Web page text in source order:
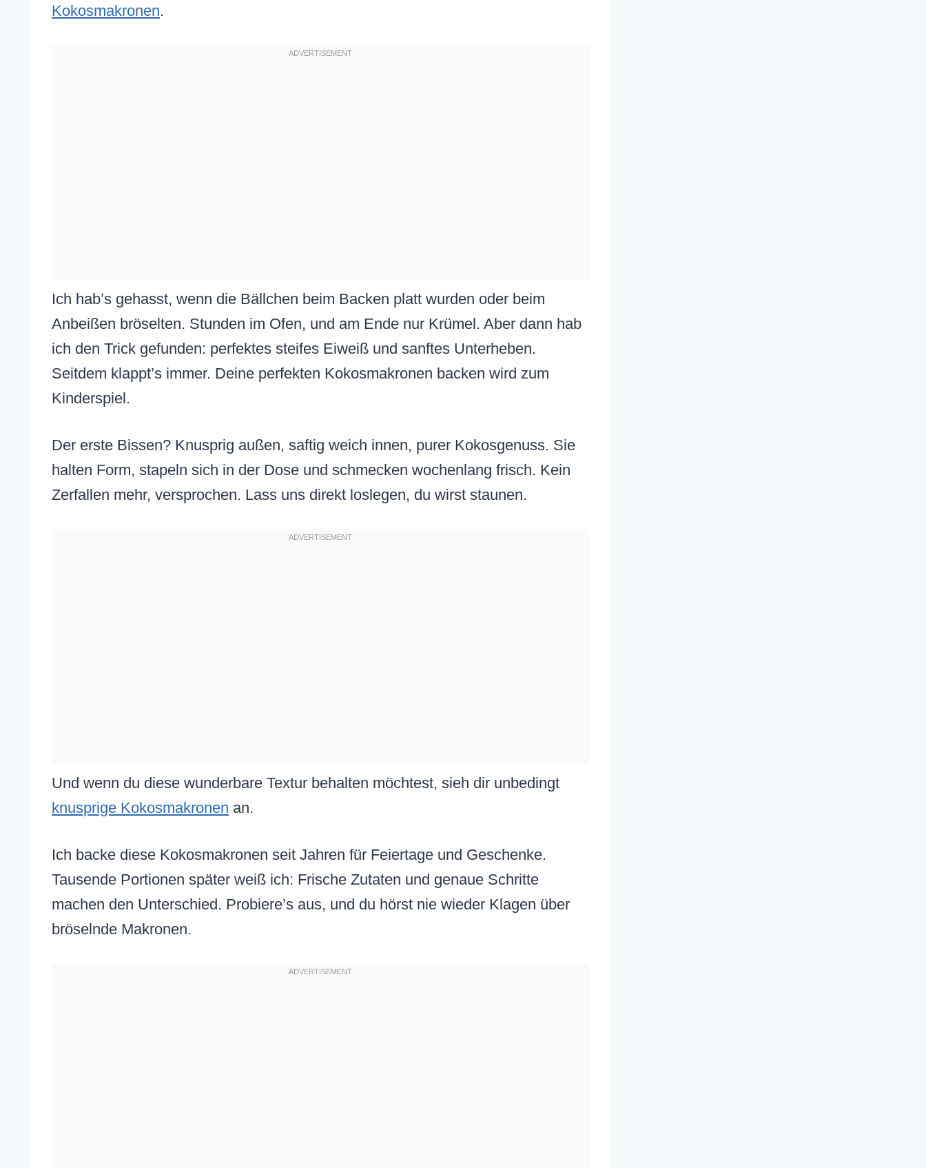
Kokosmakronen.
Ich hab’s gehasst, wenn die Bällchen beim Backen platt wurden oder beim
Anbeißen bröselten. Stunden im Ofen, und am Ende nur Krümel. Aber dann hab
ich den Trick gefunden: perfektes steifes Eiweiß und sanftes Unterheben.
Seitdem klappt’s immer. Deine perfekten Kokosmakronen backen wird zum
Kinderspiel.
Der erste Bissen? Knusprig außen, saftig weich innen, purer Kokosgenuss. Sie
halten Form, stapeln sich in der Dose und schmecken wochenlang frisch. Kein
Zerfallen mehr, versprochen. Lass uns direkt loslegen, du wirst staunen.
Und wenn du diese wunderbare Textur behalten möchtest, sieh dir unbedingt
knusprige Kokosmakronen an.
Ich backe diese Kokosmakronen seit Jahren für Feiertage und Geschenke.
Tausende Portionen später weiß ich: Frische Zutaten und genaue Schritte
machen den Unterschied. Probiere’s aus, und du hörst nie wieder Klagen über
bröselnde Makronen.